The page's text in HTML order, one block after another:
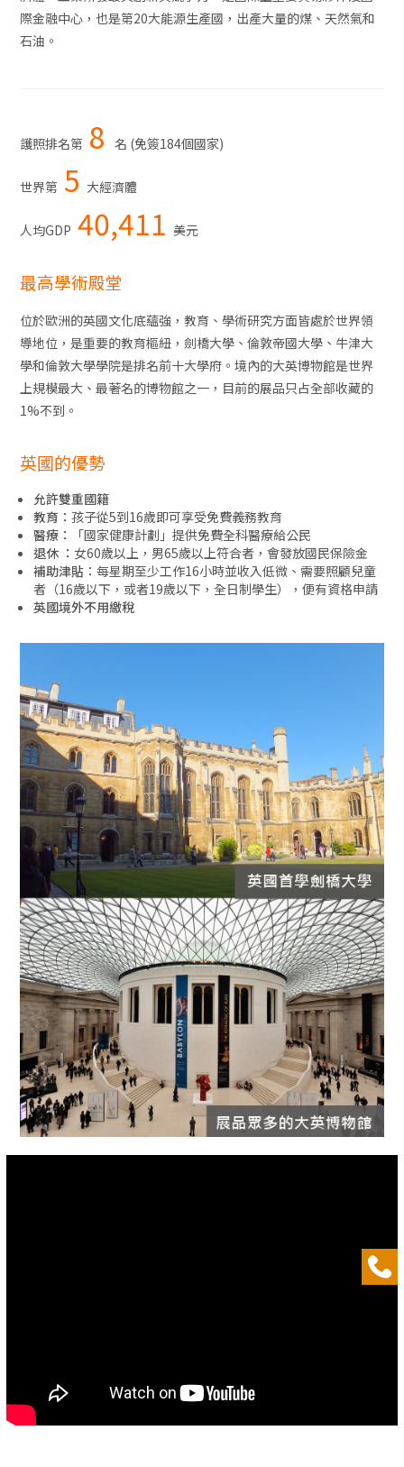
際金融中心，也是第20大能源生產國，出產大量的煤、天然氣和
石油。
護照排名第 8 名 (免簽184個國家)
世界第 5 大經濟體
人均GDP 40,411 美元
最高學術殿堂
位於歐洲的英國文化底蘊強，教育、學術研究方面皆處於世界領
導地位，是重要的教育樞紐，劍橋大學、倫敦帝國大學、牛津大
學和倫敦大學學院是排名前十大學府。境內的大英博物館是世界
上規模最大、最著名的博物館之一，目前的展品只占全部收藏的
1%不到。
英國的優勢
允許雙重國籍
教育： 孩子從5到16歲即可享受免費義務教育
醫療：
「國家健康計劃」提供免費全科醫療給公民
退休 ： 女60歲以上，男65歲以上符合者，會發放國民保險金
補助津貼： 每星期至少工作16小時並收入低微、需要照顧兒童
者（16歲以下，或者19歲以下，全日制學生），便有資格申請
英國境外不用繳稅